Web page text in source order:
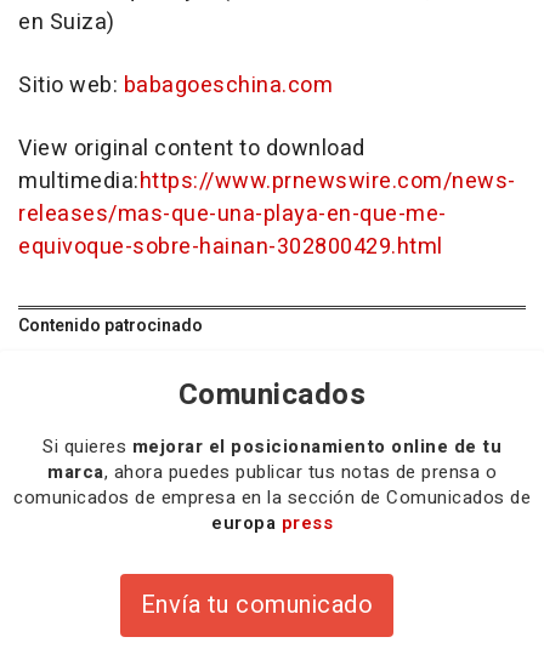
en Suiza)
Sitio web: babagoeschina.com
View original content to download
multimedia:https://www.prnewswire.com/news-
releases/mas-que-una-playa-en-que-me-
equivoque-sobre-hainan-302800429.html
Contenido patrocinado
Comunicados
Si quieres mejorar el posicionamiento online de tu
marca, ahora puedes publicar tus notas de prensa o
comunicados de empresa en la sección de Comunicados de
europa press
Envía tu comunicado